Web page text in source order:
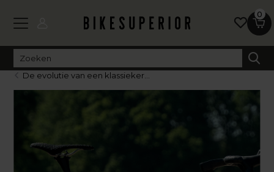
0
De evolutie van een klassieker...